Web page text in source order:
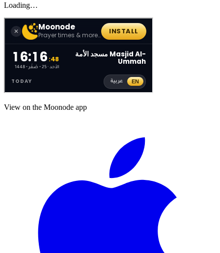
Loading…
View on the Moonode app